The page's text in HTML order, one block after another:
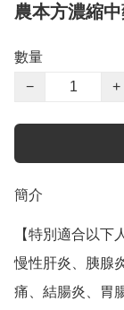
農本方濃縮
數量
−
+
簡介
【特別適合以下
慢性肝炎、胰腺
痛、結腸炎、胃